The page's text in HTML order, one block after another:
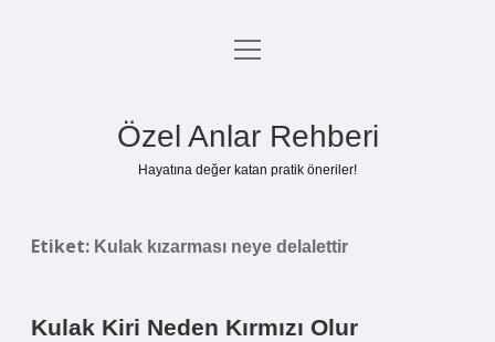
Anasayfa
menüyü
Özel Anlar Rehberi
Hayatına değer katan pratik öneriler!
Etiket: Kulak kızarması neye delalettir
Kulak Kiri Neden Kırmızı Olur